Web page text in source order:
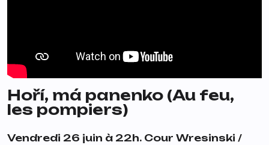
Hoří, má panenko (Au feu,
les pompiers)
Vendredi 26 juin à 22h. Cour Wresinski /